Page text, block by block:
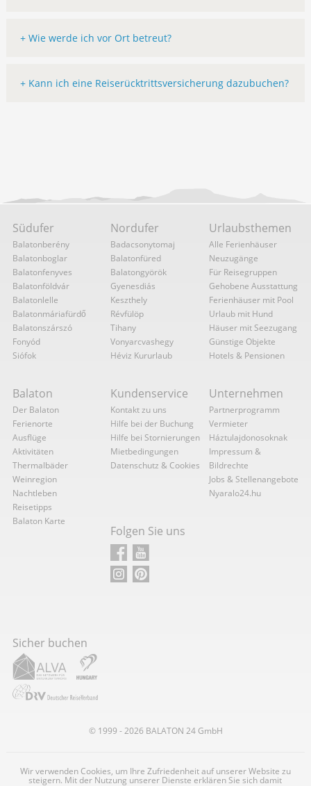
+ Wie werde ich vor Ort betreut?
+ Kann ich eine Reiserücktrittsversicherung dazubuchen?
Südufer
Balatonberény
Balatonboglar
Balatonfenyves
Balatonföldvár
Balatonlelle
Balatonmáriafürdő
Balatonszárszó
Fonyód
Siófok
Nordufer
Badacsonytomaj
Balatonfüred
Balatongyörök
Gyenesdiás
Keszthely
Révfülöp
Tihany
Vonyarcvashegy
Héviz Kururlaub
Urlaubsthemen
Alle Ferienhäuser
Neuzugänge
Für Reisegruppen
Gehobene Ausstattung
Ferienhäuser mit Pool
Urlaub mit Hund
Häuser mit Seezugang
Günstige Objekte
Hotels & Pensionen
Balaton
Der Balaton
Ferienorte
Ausflüge
Aktivitäten
Thermalbäder
Weinregion
Nachtleben
Reisetipps
Balaton Karte
Kundenservice
Kontakt zu uns
Hilfe bei der Buchung
Hilfe bei Stornierungen
Mietbedingungen
Datenschutz & Cookies
Unternehmen
Partnerprogramm
Vermieter
Háztulajdonosoknak
Impressum &
Bildrechte
Jobs & Stellenangebote
Nyaralo24.hu
Folgen Sie uns
Sicher buchen
© 1999 - 2026 BALATON 24 GmbH
Wir verwenden Cookies, um Ihre Zufriedenheit auf unserer Website zu
steigern. Mit der Nutzung unserer Dienste erklären Sie sich damit